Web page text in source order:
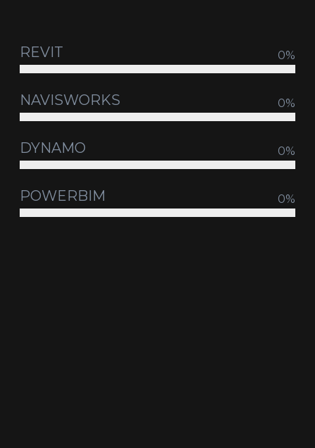
REVIT 0%
NAVISWORKS 0%
DYNAMO 0%
POWERBIM 0%